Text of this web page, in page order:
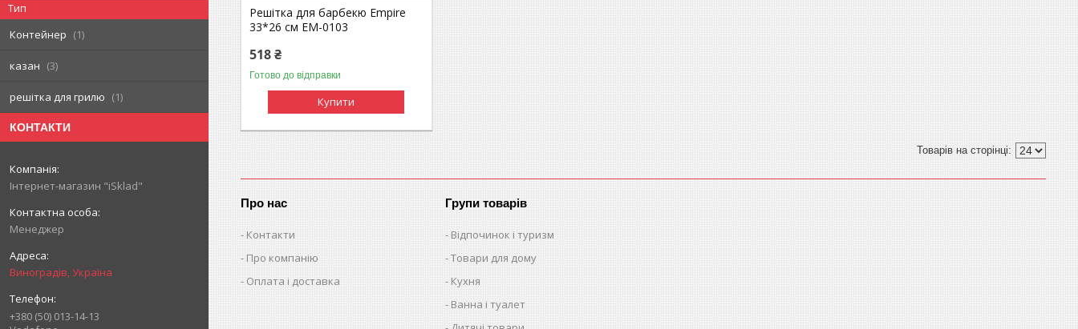
Тип
Контейнер
1
казан 3
решітка для грилю 1
КОНТАКТИ
Інтернет-магазин "iSklad"
Менеджер
Виноградів, Україна
+380 (50) 013-14-13
Решітка для барбекю Empire
33*26 см ЕМ-0103
518 ₴
Готово до відправки
Купити
Про нас
Контакти
Про компанію
Оплата і доставка
Групи товарів
Відпочинок і туризм
Товари для дому
Кухня
Ванна і туалет